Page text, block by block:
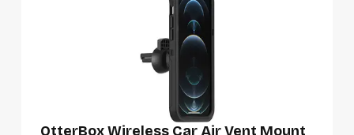
OtterBox Wireless Car Air Vent Mount